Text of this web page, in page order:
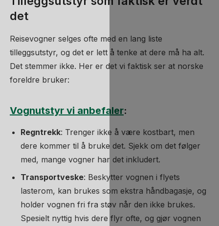
det
Reisevogner selges ofte med en lang liste
tilleggsutstyr, og det er lett å tenke at dere må ha alt.
Det stemmer ikke. Her er det vi faktisk ser at norske
foreldre bruker:
Vognutstyr vi anbefaler:
Regntrekk: Trenger ikke å være kostbart, men
dere kommer til å bruke det. Sjekk om det følger
med, mange vogner har det inkludert.
Transportveske: Beskytter vognen i flyets
lasterom, kan brukes som ekstra håndbagasje, og
holder vognen fri fra støv når den ikke brukes.
Spesielt nyttig hvis dere flyr ofte, og gjør vognen